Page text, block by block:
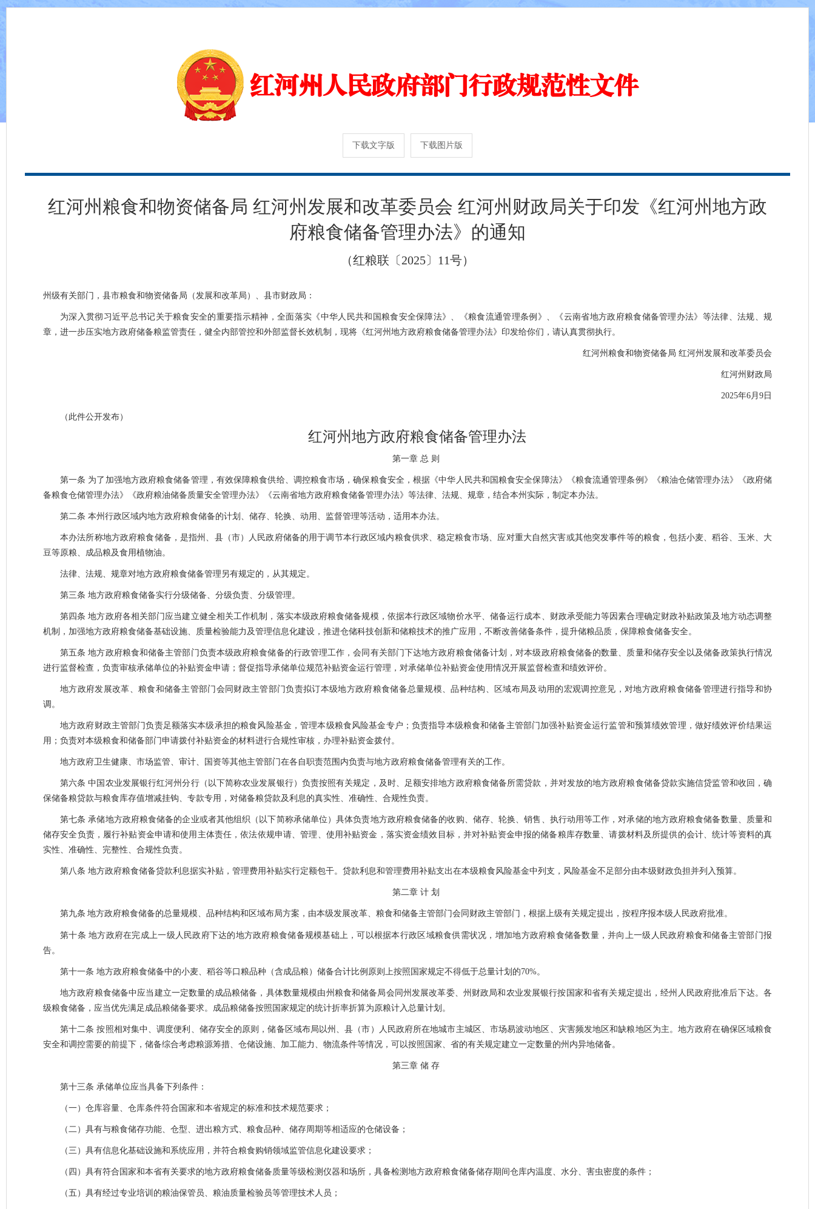
红河州人民政府部门行政规范性文件
下载文字版 下载图片版
红河州粮食和物资储备局 红河州发展和改革委员会 红河州财政局关于印发《红河州地方政
府粮食储备管理办法》的通知
（红粮联〔2025〕11号）
州级有关部门，县市粮食和物资储备局（发展和改革局）、县市财政局：
为深入贯彻习近平总书记关于粮食安全的重要指示精神，全面落实《中华人民共和国粮食安全保障法》、《粮食流通管理条例》、《云南省地方政府粮食储备管理办法》等法律、法规、规
章，进一步压实地方政府储备粮监管责任，健全内部管控和外部监督长效机制，现将《红河州地方政府粮食储备管理办法》印发给你们，请认真贯彻执行。
红河州粮食和物资储备局 红河州发展和改革委员会
红河州财政局
2025年6月9日
（此件公开发布）
红河州地方政府粮食储备管理办法
第一章 总 则
第一条 为了加强地方政府粮食储备管理，有效保障粮食供给、调控粮食市场，确保粮食安全，根据《中华人民共和国粮食安全保障法》《粮食流通管理条例》《粮油仓储管理办法》《政府储
备粮食仓储管理办法》《政府粮油储备质量安全管理办法》《云南省地方政府粮食储备管理办法》等法律、法规、规章，结合本州实际，制定本办法。
第二条 本州行政区域内地方政府粮食储备的计划、储存、轮换、动用、监督管理等活动，适用本办法。
本办法所称地方政府粮食储备，是指州、县（市）人民政府储备的用于调节本行政区域内粮食供求、稳定粮食市场、应对重大自然灾害或其他突发事件等的粮食，‌包括小麦、稻谷、玉米、大
豆等原粮、成品粮及食用植物油。
法律、法规、规章对地方政府粮食储备管理另有规定的，从其规定。
第三条 地方政府粮食储备实行分级储备、分级负责、分级管理。
第四条 地方政府各相关部门应当建立健全相关工作机制，落实本级政府粮食储备规模，依据本行政区域物价水平、储备运行成本、财政承受能力等因素合理确定财政补贴政策及地方动态调整
机制，加强地方政府粮食储备基础设施、质量检验能力及管理信息化建设，推进仓储科技创新和储粮技术的推广应用，不断改善储备条件，提升储粮品质，保障粮食储备安全。
第五条 地方政府粮食和储备主管部门负责本级政府粮食储备的行政管理工作，会同有关部门下达地方政府粮食储备计划，对本级政府粮食储备的数量、质量和储存安全以及储备政策执行情况
进行监督检查，负责审核承储单位的补贴资金申请；督促指导承储单位规范补贴资金运行管理，对承储单位补贴资金使用情况开展监督检查和绩效评价。
地方政府发展改革、粮食和储备主管部门会同财政主管部门负责拟订本级地方政府粮食储备总量规模、品种结构、区域布局及动用的宏观调控意见，对地方政府粮食储备管理进行指导和协
调。
地方政府财政主管部门负责足额落实本级承担的粮食风险基金，管理本级粮食风险基金专户；负责指导本级粮食和储备主管部门加强补贴资金运行监管和预算绩效管理，做好绩效评价结果运
用；负责对本级粮食和储备部门申请拨付补贴资金的材料进行合规性审核，办理补贴资金拨付。
地方政府卫生健康、市场监管、审计、国资等其他主管部门在各自职责范围内负责与地方政府粮食储备管理有关的工作。
第六条 中国农业发展银行红河州分行（以下简称农业发展银行）负责按照有关规定，及时、足额安排地方政府粮食储备所需贷款，并对发放的地方政府粮食储备贷款实施信贷监管和收回，确
保储备粮贷款与粮食库存值增减挂钩、专款专用，对储备粮贷款及利息的真实性、准确性、合规性负责。
第七条 承储地方政府粮食储备的企业或者其他组织（以下简称承储单位）具体负责地方政府粮食储备的收购、储存、轮换、销售、执行动用等工作，对承储的地方政府粮食储备数量、质量和
储存安全负责，履行补贴资金申请和使用主体责任，依法依规申请、管理、使用补贴资金，落实资金绩效目标，并对补贴资金申报的储备粮库存数量、请拨材料及所提供的会计、统计等资料的真
实性、准确性、完整性、合规性负责。
第八条 地方政府粮食储备贷款利息据实补贴，管理费用补贴实行定额包干。贷款利息和管理费用补贴支出在本级粮食风险基金中列支，风险基金不足部分由本级财政负担并列入预算。
第二章 计 划
第九条 地方政府粮食储备的总量规模、品种结构和区域布局方案，由本级发展改革、粮食和储备主管部门会同财政主管部门，根据上级有关规定提出，按程序报本级人民政府批准。
第十条 地方政府在完成上一级人民政府下达的地方政府粮食储备规模基础上，可以根据本行政区域粮食供需状况，增加地方政府粮食储备数量，并向上一级人民政府粮食和储备主管部门报
告。
第十一条 地方政府粮食储备中的小麦、稻谷等口粮品种（含成品粮）储备合计比例原则上按照国家规定不得低于总量计划的70%。
地方政府粮食储备中应当建立一定数量的成品粮储备，具体数量规模由州粮食和储备局会同州发展改革委、州财政局和农业发展银行按国家和省有关规定提出，经州人民政府批准后下达。各
级粮食储备，应当优先满足成品粮储备要求。成品粮储备按照国家规定的统计折率折算为原粮计入总量计划。
第十二条 按照相对集中、调度便利、储存安全的原则，储备区域布局以州、县（市）人民政府所在地城市主城区、市场易波动地区、灾害频发地区和缺粮地区为主。地方政府在确保区域粮食
安全和调控需要的前提下，储备综合考虑粮源筹措、仓储设施、加工能力、物流条件等情况，可以按照国家、省的有关规定建立一定数量的州内异地储备。
第三章 储 存
第十三条 承储单位应当具备下列条件：
（一）仓库容量、仓库条件符合国家和本省规定的标准和技术规范要求；
（二）具有与粮食储存功能、仓型、进出粮方式、粮食品种、储存周期等相适应的仓储设备；
（三）具有信息化基础设施和系统应用，并符合粮食购销领域监管信息化建设要求；
（四）具有符合国家和本省有关要求的地方政府粮食储备质量等级检测仪器和场所，具备检测地方政府粮食储备储存期间仓库内温度、水分、害虫密度的条件；
（五）具有经过专业培训的粮油保管员、粮油质量检验员等管理技术人员；